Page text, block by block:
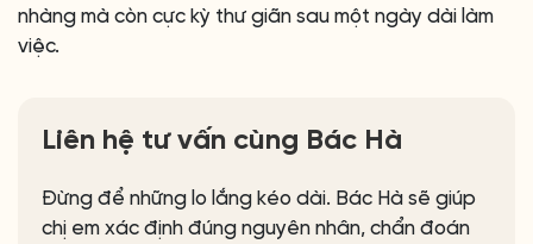
nhàng mà còn cực kỳ thư giãn sau một ngày dài làm
việc.
Liên hệ tư vấn cùng Bác Hà
Đừng để những lo lắng kéo dài. Bác Hà sẽ giúp
chị em xác định đúng nguyên nhân, chẩn đoán